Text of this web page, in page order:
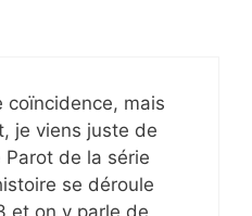
coïncidence, mais
je viens juste de
de la série
se déroule